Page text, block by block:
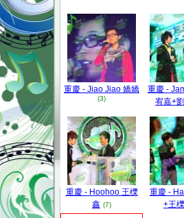
重慶 - Jiao Jiao 嬌嬌
(3)
重慶 -
宥嘉+
重慶 - Hoohoo 王櫟
鑫 (7)
重慶 -
+王